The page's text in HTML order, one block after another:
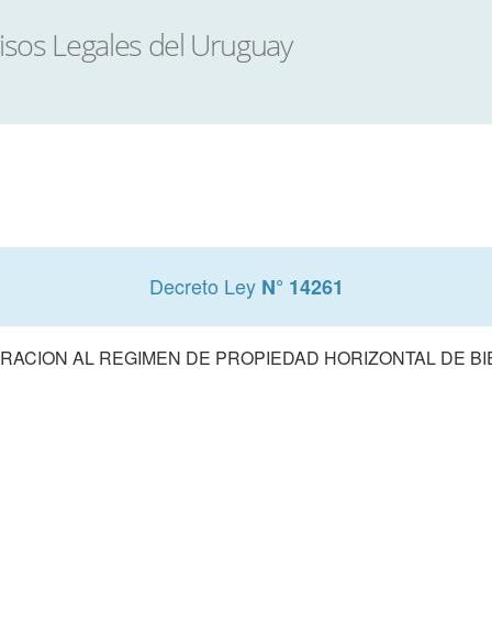
Decreto Ley N° 14261
AL REGIMEN DE PROPIEDAD HORIZONTAL DE